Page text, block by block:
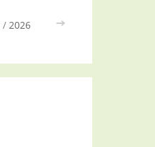
/ 2026 >>